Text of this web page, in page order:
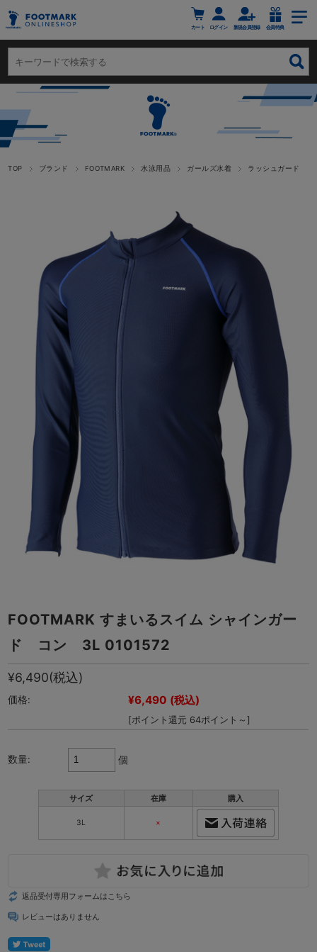
カート ログイン 新規会員登録 会員特典
TOP ブランド FOOTMARK 水泳用品 ガールズ水着 ラッシュガード
FOOTMARK すまいるスイム シャインガー
ド コン 3L 0101572
¥6,490(税込)
価格: ¥6,490 (税込)
[ポイント還元 64ポイント～]
数量: 個
サイズ 在庫 購入
3L ×
返品受付専用フォームはこちら
レビューはありません